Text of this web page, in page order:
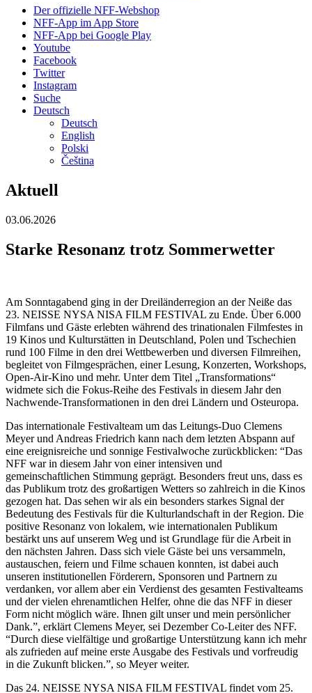
Der offizielle NFF-Webshop
NFF-App im App Store
NFF-App bei Google Play
Youtube
Facebook
Twitter
Instagram
Suche
Deutsch
Deutsch
English
Polski
Čeština
Aktuell
03.06.2026
Starke Resonanz trotz Sommerwetter
Am Sonntagabend ging in der Dreiländerregion an der Neiße das
23. NEISSE NYSA NISA FILM FESTIVAL zu Ende. Über 6.000
Filmfans und Gäste erlebten während des trinationalen Filmfestes in
19 Kinos und Kulturstätten in Deutschland, Polen und Tschechien
rund 100 Filme in den drei Wettbewerben und diversen Filmreihen,
begleitet von Filmgesprächen, einer Lesung, Konzerten, Workshops,
Open-Air-Kino und mehr. Unter dem Titel „Transformations“
widmete sich die Fokus-Reihe des Festivals in diesem Jahr den
Nachwende-Transformationen in den drei Ländern und Osteuropa.
Das internationale Festivalteam um das Leitungs-Duo Clemens
Meyer und Andreas Friedrich kann nach dem letzten Abspann auf
eine ereignisreiche und sonnige Festivalwoche zurückblicken: “Das
NFF war in diesem Jahr von einer intensiven und
gemeinschaftlichen Stimmung geprägt. Besonders freut uns, dass es
das Publikum trotz des großartigen Wetters so zahlreich in die Kinos
gezogen hat. Das sehen wir als ein besonders starkes Signal der
Bedeutung des Festivals für die Kulturlandschaft in der Region. Die
positive Resonanz von lokalem, wie internationalen Publikum
bestärkt uns auf unserem Weg und ist Grundlage für die Arbeit in
den nächsten Jahren. Dass sich viele Gäste bei uns versammeln,
austauschen, feiern und Filme schauen konnten, ist dabei auch
unseren institutionellen Förderern, Sponsoren und Partnern zu
verdanken, vor allem aber ein Verdienst des gesamten Festivalteams
und der vielen ehrenamtlichen Helfer, ohne die das NFF in dieser
Form nicht möglich wäre. Ihnen gilt unser und mein persönlicher
Dank.”, erklärt Clemens Meyer, sei Dezember Co-Leiter des NFF.
“Durch diese vielfältige und großartige Unterstützung kann ich mehr
als zufrieden auf meine erste Ausgabe des Festivals und vorfreudig
in die Zukunft blicken.”, so Meyer weiter.
Das 24. NEISSE NYSA NISA FILM FESTIVAL findet vom 25.